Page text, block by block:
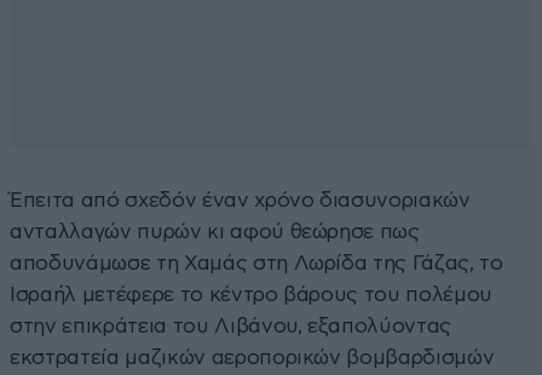
Έπειτα από σχεδόν έναν χρόνο διασυνοριακών
ανταλλαγών πυρών κι αφού θεώρησε πως
αποδυνάμωσε τη Χαμάς στη Λωρίδα της Γάζας, το
Ισραήλ μετέφερε το κέντρο βάρους του πολέμου
στην επικράτεια του Λιβάνου, εξαπολύοντας
εκστρατεία μαζικών αεροπορικών βομβαρδισμών